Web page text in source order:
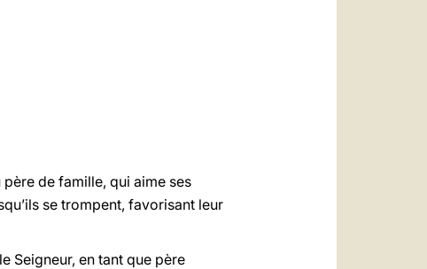
de famille, qui aime ses
se trompent, favorisant leur
Seigneur, en tant que père